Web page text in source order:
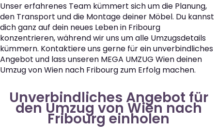
Unser erfahrenes Team kümmert sich um die Planung,
den Transport und die Montage deiner Möbel. Du kannst
dich ganz auf dein neues Leben in Fribourg
konzentrieren, während wir uns um alle Umzugsdetails
kümmern. Kontaktiere uns gerne für ein unverbindliches
Angebot und lass unseren MEGA UMZUG Wien deinen
Umzug von Wien nach Fribourg zum Erfolg machen.
Unverbindliches Angebot für
den Umzug von Wien nach
Fribourg einholen